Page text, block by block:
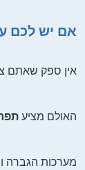
אם יש לכם עד 280 אורחים ואתם מתכננים חתונה, בר מצווה, ברית, בריתה, אירוע
אין ספק שאתם
האולם מציע
מערכות הגברה